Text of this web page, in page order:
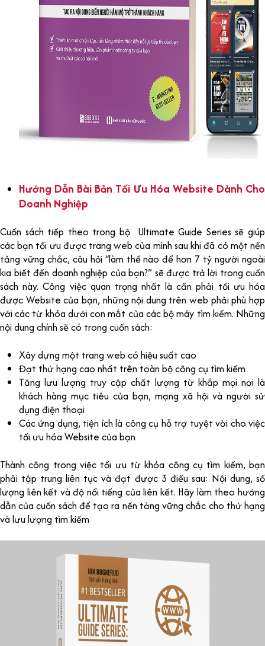
Hướng Dẫn Bài Bản Tối Ưu Hóa Website Dành Cho
Doanh Nghiệp
Cuốn sách tiếp theo trong bộ Ultimate Guide Series sẽ giúp
các bạn tối ưu được trang web của mình sau khi đã có một nền
tảng vững chắc, câu hỏi “làm thế nào để hơn 7 tỷ người ngoài
kia biết đến doanh nghiệp của bạn?” sẽ được trả lời trong cuốn
sách này. Công việc quan trọng nhất là cần phải tối ưu hóa
được Website của bạn, những nội dung trên web phải phù hợp
với các từ khóa dưới con mắt của các bộ máy tìm kiếm. Những
nội dung chính sẽ có trong cuốn sách:
Xây dựng một trang web có hiệu suất cao
Đạt thứ hạng cao nhất trên toàn bộ công cụ tìm kiếm
Tăng lưu lượng truy cập chất lượng từ khắp mọi nơi là
khách hàng mục tiêu của bạn, mạng xã hội và người sử
dụng điện thoại
Các ứng dụng, tiện ích là công cụ hỗ trợ tuyệt vời cho việc
tối ưu hóa Website của bạn
Thành công trong việc tối ưu từ khóa công cụ tìm kiếm, bạn
phải tập trung liên tục và đạt được 3 điều sau: Nội dung, số
lượng liên kết và độ nổi tiếng của liên kết. Hãy làm theo hướng
dẫn của cuốn sách để tạo ra nền tảng vững chắc cho thứ hạng
và lưu lượng tìm kiếm